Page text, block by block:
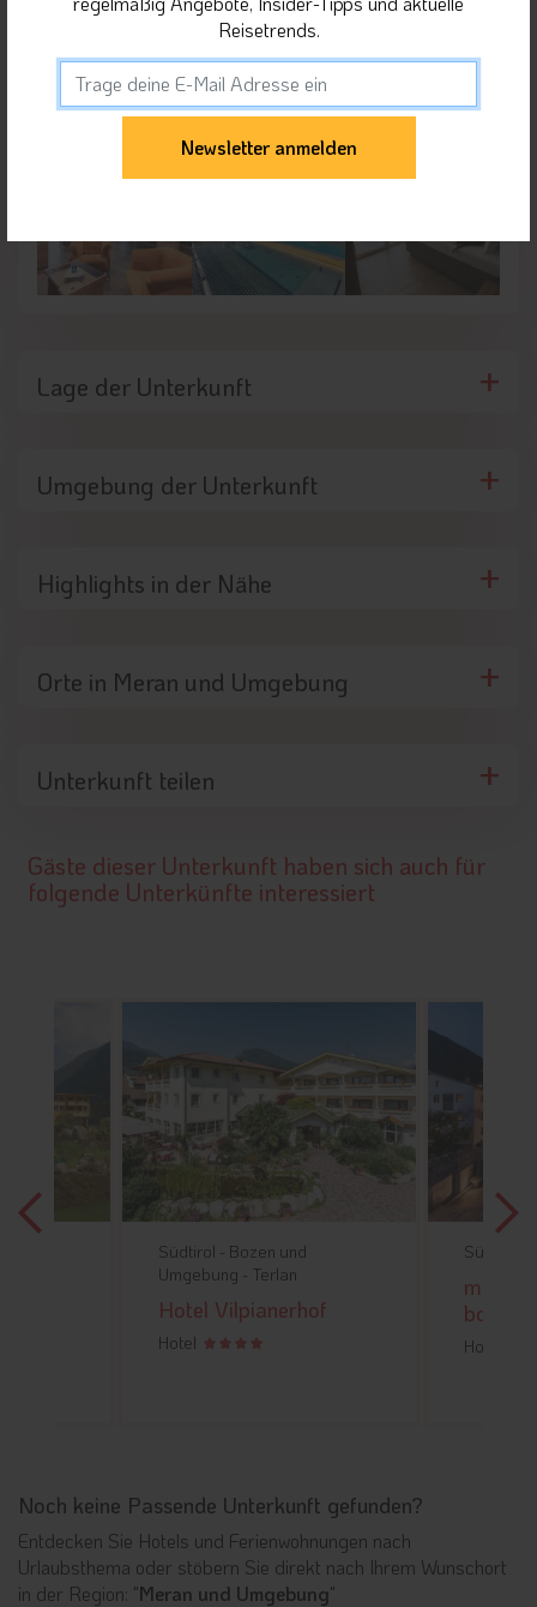
Lage der Unterkunft
Umgebung der Unterkunft
Highlights in der Nähe
Orte in Meran und Umgebung
Unterkunft teilen
Gäste dieser Unterkunft haben sich auch für
folgende Unterkünfte interessiert
Südtirol - Bozen und
Umgebung - Terlan
Hotel Vilpianerhof
Hotel
Südtirol -
matill -
Hotel
Noch keine Passende Unterkunft gefunden?
Entdecken Sie Hotels und Ferienwohnungen nach
Urlaubsthema oder stöbern Sie direkt nach Ihrem Wunschort
in der Region: "Meran und Umgebung"
Reisetrends.